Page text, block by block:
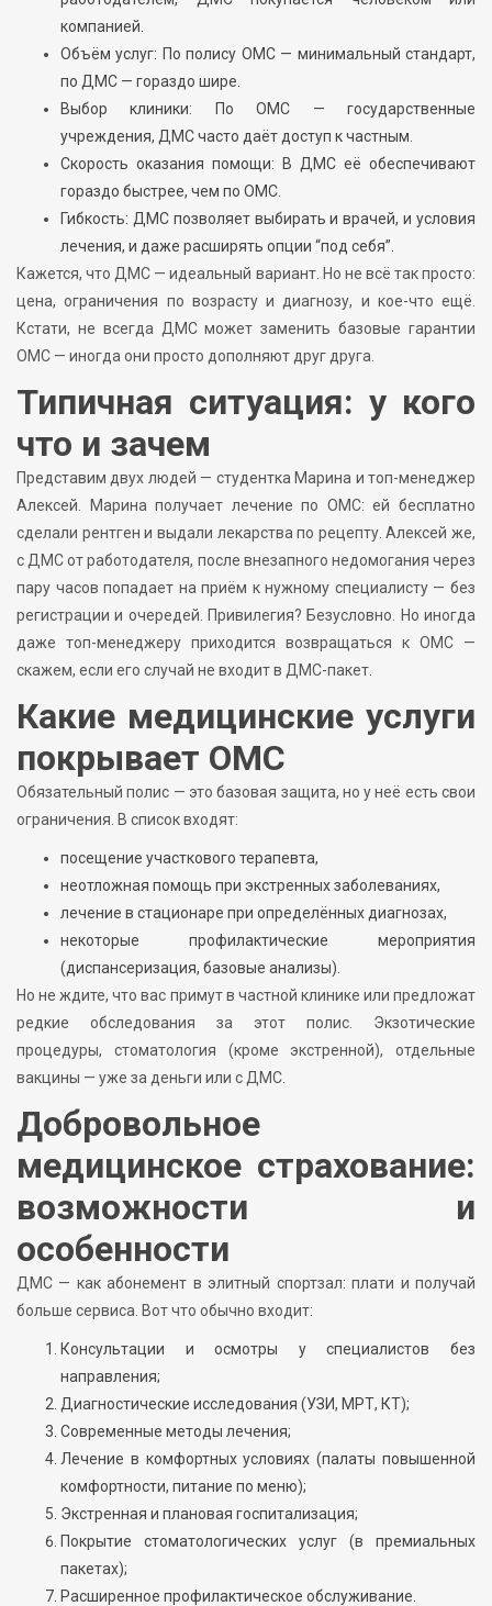
компанией.
Объём услуг: По полису ОМС — минимальный стандарт,
по ДМС — гораздо шире.
Выбор клиники: По ОМС — государственные
учреждения, ДМС часто даёт доступ к частным.
Скорость оказания помощи: В ДМС её обеспечивают
гораздо быстрее, чем по ОМС.
Гибкость: ДМС позволяет выбирать и врачей, и условия
лечения, и даже расширять опции “под себя”.
Кажется, что ДМС — идеальный вариант. Но не всё так просто:
цена, ограничения по возрасту и диагнозу, и кое-что ещё.
Кстати, не всегда ДМС может заменить базовые гарантии
ОМС — иногда они просто дополняют друг друга.
Типичная ситуация: у кого
что и зачем
Представим двух людей — студентка Марина и топ-менеджер
Алексей. Марина получает лечение по ОМС: ей бесплатно
сделали рентген и выдали лекарства по рецепту. Алексей же,
с ДМС от работодателя, после внезапного недомогания через
пару часов попадает на приём к нужному специалисту — без
регистрации и очередей. Привилегия? Безусловно. Но иногда
даже топ-менеджеру приходится возвращаться к ОМС —
скажем, если его случай не входит в ДМС-пакет.
Какие медицинские услуги
покрывает ОМС
Обязательный полис — это базовая защита, но у неё есть свои
ограничения. В список входят:
посещение участкового терапевта,
неотложная помощь при экстренных заболеваниях,
лечение в стационаре при определённых диагнозах,
некоторые профилактические мероприятия
(диспансеризация, базовые анализы).
Но не ждите, что вас примут в частной клинике или предложат
редкие обследования за этот полис. Экзотические
процедуры, стоматология (кроме экстренной), отдельные
вакцины — уже за деньги или с ДМС.
Добровольное
медицинское страхование:
возможности и
особенности
ДМС — как абонемент в элитный спортзал: плати и получай
больше сервиса. Вот что обычно входит:
Консультации и осмотры у специалистов без
направления;
Диагностические исследования (УЗИ, МРТ, КТ);
Современные методы лечения;
Лечение в комфортных условиях (палаты повышенной
комфортности, питание по меню);
Экстренная и плановая госпитализация;
Покрытие стоматологических услуг (в премиальных
пакетах);
Расширенное профилактическое обслуживание.